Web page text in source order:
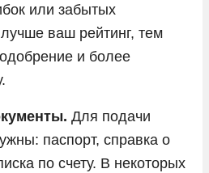
или забытых
ваш рейтинг, тем
и более
Для подачи
паспорт, справка о
по счету. В некоторых